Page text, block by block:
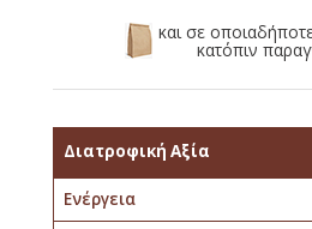
και σε
κατόπιν
Διατροφική Αξία
Ενέργεια